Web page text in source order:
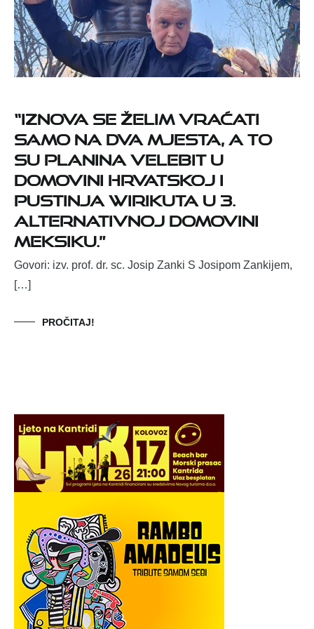
“Iznova se želim vraćati
samo na dva mjesta, a to
su planina Velebit u
domovini Hrvatskoj i
pustinja Wirikuta u 3.
alternativnoj domovini
Meksiku.”
Govori: izv. prof. dr. sc. Josip Zanki S Josipom Zankijem,
[…]
PROČITAJ!